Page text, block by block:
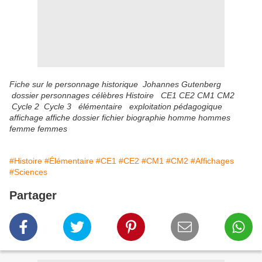
Fiche sur le personnage historique Johannes Gutenberg
dossier personnages célèbres Histoire CE1 CE2 CM1 CM2
Cycle 2 Cycle 3 élémentaire exploitation pédagogique
affichage affiche dossier fichier biographie homme hommes
femme femmes
#Histoire #Élémentaire #CE1 #CE2 #CM1 #CM2 #Affichages
#Sciences
Partager